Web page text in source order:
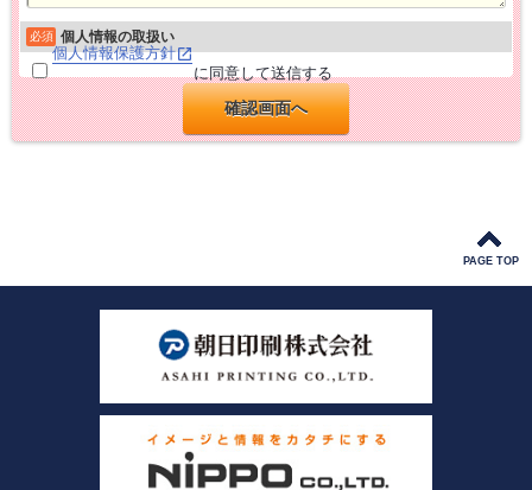
必須 個人情報の取扱い
に同意して送信する
個人情報保護方針
PAGE TOP